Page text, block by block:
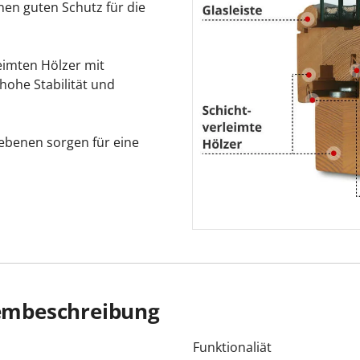
guten Schutz für die
Hölzer mit
Stabilität und
sorgen für eine
Funktionaliät